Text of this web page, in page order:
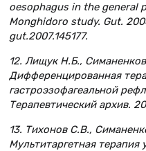
oesophagus in the general
Monghidoro study. Gut.
gut.2007.145177.
12. Лищук Н.Б.,
Дифференцированная
гастроэзофагеальной
Терапевтический архив.
13. Тихонов С.В.,
Мультитаргетная терапия